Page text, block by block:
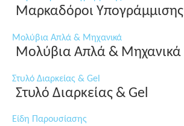
Μαρκαδόροι Υπογράμμισης
Μολύβια Απλά & Μηχανικά
Μολύβια Απλά & Μηχανικά
Στυλό Διαρκείας & Gel
Στυλό Διαρκείας & Gel
Είδη Παρουσίασης